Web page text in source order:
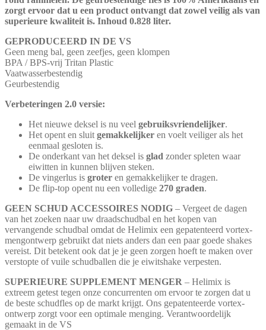
zorgt ervoor dat u een product ontvangt dat zowel veilig als van
superieure kwaliteit is. Inhoud 0.828 liter.
GEPRODUCEERD IN DE VS
Geen meng bal, geen zeefjes, geen klompen
BPA / BPS-vrij Tritan Plastic
Vaatwasserbestendig
Geurbestendig
Verbeteringen 2.0 versie:
Het nieuwe deksel is nu veel gebruiksvriendelijker.
Het opent en sluit gemakkelijker en voelt veiliger als het
eenmaal gesloten is.
De onderkant van het deksel is glad zonder spleten waar
eiwitten in kunnen blijven steken.
De vingerlus is groter en gemakkelijker te dragen.
De flip-top opent nu een volledige 270 graden.
GEEN SCHUD ACCESSOIRES NODIG – Vergeet de dagen
van het zoeken naar uw draadschudbal en het kopen van
vervangende schudbal omdat de Helimix een gepatenteerd vortex-
mengontwerp gebruikt dat niets anders dan een paar goede shakes
vereist. Dit betekent ook dat je je geen zorgen hoeft te maken over
verstopte of vuile schudballen die je eiwitshake verpesten.
SUPERIEURE SUPPLEMENT MENGER – Helimix is
extreem getest tegen onze concurrenten om ervoor te zorgen dat u
de beste schudfles op de markt krijgt. Ons gepatenteerde vortex-
ontwerp zorgt voor een optimale menging. Verantwoordelijk
gemaakt in de VS